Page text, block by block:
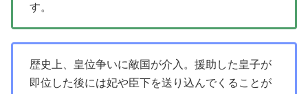
す。
歴史上、皇位争いに敵国が介入。援助した皇子が
即位した後には妃や臣下を送り込んでくることが